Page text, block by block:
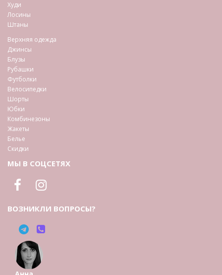
Худи
Лосины
Штаны
Верхняя одежда
Джинсы
Блузы
Рубашки
Футболки
Велосипедки
Шорты
Юбки
Комбинезоны
Жакеты
Белье
Скидки
МЫ В СОЦСЕТЯХ
ВОЗНИКЛИ ВОПРОСЫ?